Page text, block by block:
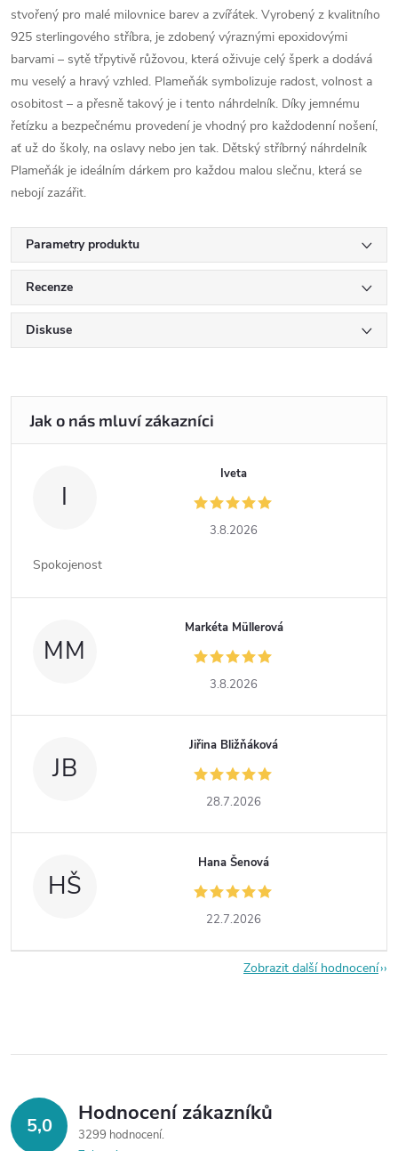
stvořený pro malé milovnice barev a zvířátek. Vyrobený z kvalitního
925 sterlingového stříbra, je zdobený výraznými epoxidovými
barvami – sytě třpytivě růžovou, která oživuje celý šperk a dodává
mu veselý a hravý vzhled. Plameňák symbolizuje radost, volnost a
osobitost – a přesně takový je i tento náhrdelník. Díky jemnému
řetízku a bezpečnému provedení je vhodný pro každodenní nošení,
ať už do školy, na oslavy nebo jen tak. Dětský stříbrný náhrdelník
Plameňák je ideálním dárkem pro každou malou slečnu, která se
nebojí zazářit.
Parametry produktu
Recenze
Diskuse
I
Iveta
3.8.2026
Spokojenost
MM
Markéta Müllerová
3.8.2026
JB
Jiřina Bližňáková
28.7.2026
HŠ
Hana Šenová
22.7.2026
Zobrazit další hodnocení
5,0 Hodnocení zákazníků
3299 hodnocení